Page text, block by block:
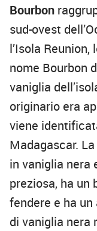
Bourbon
sud-ovest
l’Isola
nome Bourbon
vaniglia
originario era
viene
Madagascar.
in vaniglia nera
preziosa, ha un
fendere e ha
di vaniglia nera